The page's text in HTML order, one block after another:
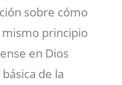
sobre cómo
principio
en Dios
de la